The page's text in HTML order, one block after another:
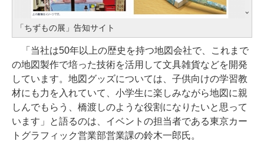
「ちずもの展」告知サイト
「当社は50年以上の歴史を持つ地図会社で、これまで
の地図製作で培った技術を活用して文具雑貨などを開発
しています。地図グッズについては、子供向けの学習教
材にも力を入れていて、小学生に楽しみながら地図に親
しんでもらう、橋渡しのような役割になりたいと思って
います」と語るのは、イベントの担当者である東京カー
トグラフィック営業部営業課の鈴木一郎氏。